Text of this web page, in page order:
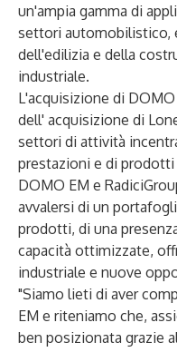
un'ampia gamma di
settori automobilistico,
dell'edilizia e della
industriale.
L'acquisizione di
dell' acquisizione di
settori di attività
prestazioni e di
DOMO EM e
avvalersi di un
prodotti, di una
capacità ottimizzate,
industriale e nuove
"Siamo lieti di aver
EM e riteniamo che,
ben posizionata grazie